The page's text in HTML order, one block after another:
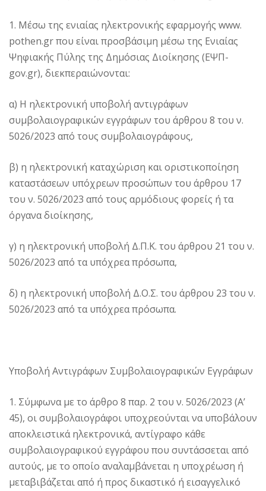
1. Μέσω της ενιαίας ηλεκτρονικής εφαρμογής www.
pothen.gr που είναι προσβάσιμη μέσω της Ενιαίας
Ψηφιακής Πύλης της Δημόσιας Διοίκησης (ΕΨΠ-
gov.gr), διεκπεραιώνονται:
α) Η ηλεκτρονική υποβολή αντιγράφων
συμβολαιογραφικών εγγράφων του άρθρου 8 του ν.
5026/2023 από τους συμβολαιογράφους,
β) η ηλεκτρονική καταχώριση και οριστικοποίηση
καταστάσεων υπόχρεων προσώπων του άρθρου 17
του ν. 5026/2023 από τους αρμόδιους φορείς ή τα
όργανα διοίκησης,
γ) η ηλεκτρονική υποβολή Δ.Π.Κ. του άρθρου 21 του ν.
5026/2023 από τα υπόχρεα πρόσωπα,
δ) η ηλεκτρονική υποβολή Δ.Ο.Σ. του άρθρου 23 του ν.
5026/2023 από τα υπόχρεα πρόσωπα.
Υποβολή Αντιγράφων Συμβολαιογραφικών Εγγράφων
1. Σύμφωνα με το άρθρο 8 παρ. 2 του ν. 5026/2023 (Α’
45), οι συμβολαιογράφοι υποχρεούνται να υποβάλουν
αποκλειστικά ηλεκτρονικά, αντίγραφο κάθε
συμβολαιογραφικού εγγράφου που συντάσσεται από
αυτούς, με το οποίο αναλαμβάνεται η υποχρέωση ή
μεταβιβάζεται από ή προς δικαστικό ή εισαγγελικό